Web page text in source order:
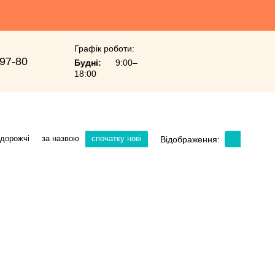
80
Графік роботи:
Будні:
9:00–
18:00
за назвою спочатку нові Відображення: